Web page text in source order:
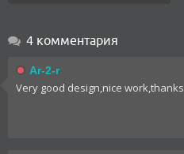
4 комментария
Ar-2-r
Very good design,nice work,thanks